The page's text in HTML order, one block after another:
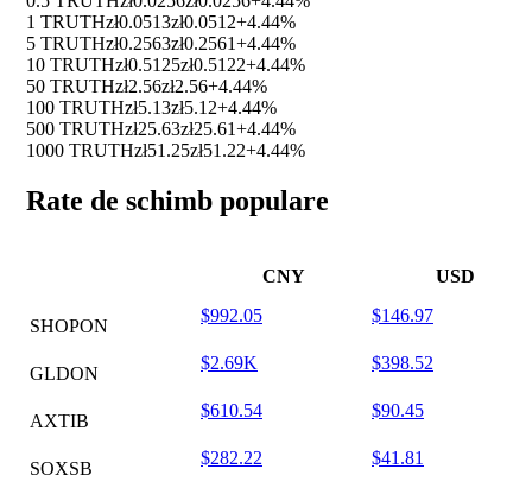
1 TRUTHzł0.0513zł0.0512+4.44%
5 TRUTHzł0.2563zł0.2561+4.44%
10 TRUTHzł0.5125zł0.5122+4.44%
50 TRUTHzł2.56zł2.56+4.44%
100 TRUTHzł5.13zł5.12+4.44%
500 TRUTHzł25.63zł25.61+4.44%
1000 TRUTHzł51.25zł51.22+4.44%
Rate de schimb populare
CNY USD
SHOPON
$992.05 $146.97
GLDON
$2.69K $398.52
AXTIB
$610.54 $90.45
SOXSB
$282.22 $41.81